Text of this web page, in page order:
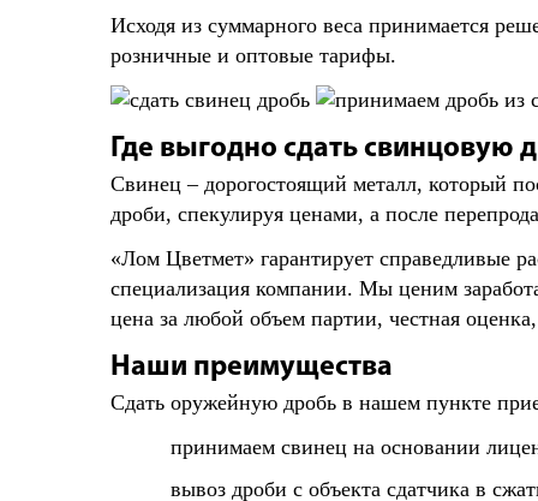
Исходя из суммарного веса принимается
розничные и оптовые тарифы.
Где выгодно сдать свинцовую
Свинец – дорогостоящий металл, который
дроби, спекулируя ценами, а после
«Лом Цветмет» гарантирует справедливые
специализация компании. Мы ценим
цена за любой объем партии, честная
Наши преимущества
Сдать оружейную дробь в нашем пункте
принимаем свинец на основании
вывоз дроби с объекта сдатчика в